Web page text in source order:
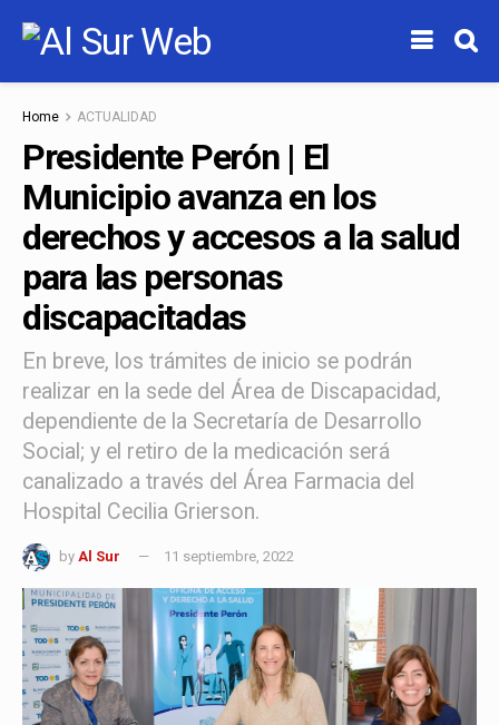
Home ACTUALIDAD
Presidente Perón | El
Municipio avanza en los
derechos y accesos a la salud
para las personas
discapacitadas
En breve, los trámites de inicio se podrán
realizar en la sede del Área de Discapacidad,
dependiente de la Secretaría de Desarrollo
Social; y el retiro de la medicación será
canalizado a través del Área Farmacia del
Hospital Cecilia Grierson.
by Al Sur 11 septiembre, 2022